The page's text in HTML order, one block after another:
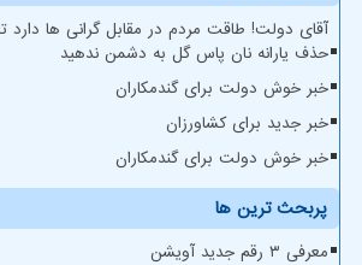
آقای دولت! طاقت مردم در مقابل گرانی ها دارد
حذف یارانه نان پاس گل به دشمن ندهید
خبر خوش دولت برای گندمکاران
خبر جدید برای کشاورزان
خبر خوش دولت برای گندمکاران
پربحث ترین ها
معرفی ۳ رقم جدید آویشن